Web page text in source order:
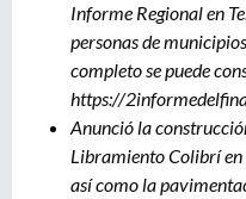
Informe Regional en
personas de
completo se puede
https://
Anunció la
Libramiento Colibrí
así como la